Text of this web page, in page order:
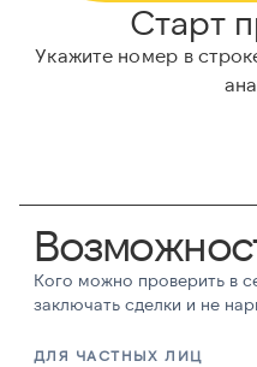
Старт
Укажите номер в
Кого можно проверить в
заключать сделки и не
ДЛЯ ЧАСТНЫХ ЛИЦ